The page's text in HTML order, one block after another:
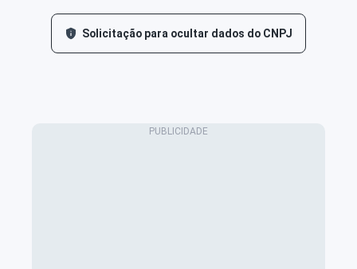
Solicitação para ocultar dados do CNPJ